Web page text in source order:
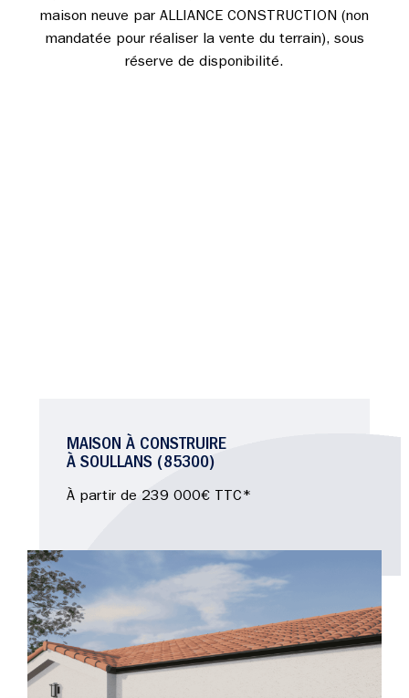
maison neuve par ALLIANCE CONSTRUCTION (non
mandatée pour réaliser la vente du terrain), sous
réserve de disponibilité.
MAISON À CONSTRUIRE
À SOULLANS (85300)
À partir de 239 000€ TTC*